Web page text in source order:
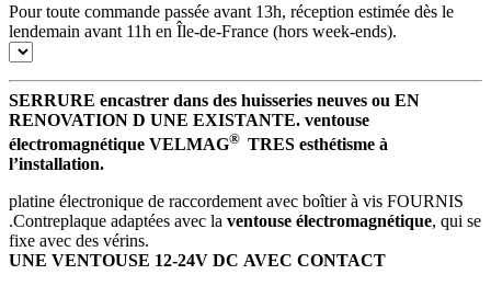
Pour toute commande passée avant 13h, réception estimée dès le
lendemain avant 11h en Île-de-France (hors week-ends).
SERRURE encastrer dans des huisseries neuves ou EN
RENOVATION D UNE EXISTANTE. ventouse
électromagnétique VELMAG® TRES esthétisme à
l’installation.
platine électronique de raccordement avec boîtier à vis FOURNIS
.Contreplaque adaptées avec la ventouse électromagnétique, qui se
fixe avec des vérins.
UNE VENTOUSE 12-24V DC AVEC CONTACT